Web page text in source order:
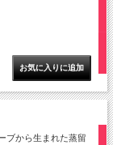
ブから生まれた蒸留